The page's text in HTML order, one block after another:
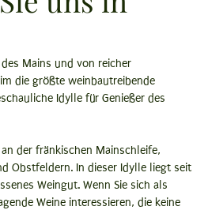
Mains und von reicher
die größte weinbautreibende
Idylle für Genießer des
der fränkischen Mainschleife,
Obstfeldern. In dieser Idylle liegt seit
Weingut. Wenn Sie sich als
Weine interessieren, die keine